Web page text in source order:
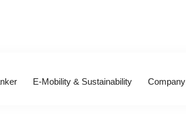
E-Mobility & Sustainability Company